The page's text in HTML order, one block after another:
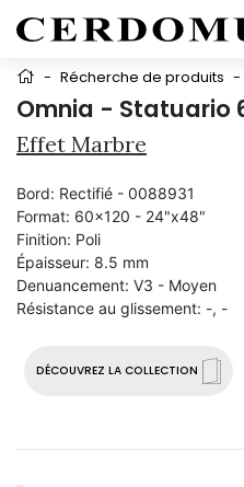
- Récherche de produits -
Omnia - Statuario
Effet Marbre
DÉCOUVREZ LA COLLECTION
Bord: Rectifié - 0088931
Format: 60x120 - 24"x48"
Finition: Poli
Épaisseur: 8.5 mm
Denuancement: V3 - Moyen
Résistance au glissement: -, -